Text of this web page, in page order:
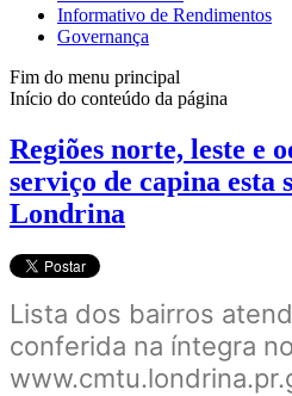
Informativo de Rendimentos
Governança
Fim do menu principal
Início do conteúdo da página
Regiões norte, leste e
serviço de capina esta
Londrina
Lista dos bairros
conferida na íntegra